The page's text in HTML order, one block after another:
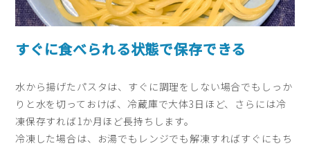
すぐに食べられる状態で保存できる
水から揚げたパスタは、すぐに調理をしない場合でもしっか
りと水を切っておけば、冷蔵庫で大体3日ほど、さらには冷
凍保存すれば1か月ほど長持ちします。
冷凍した場合は、お湯でもレンジでも解凍すればすぐにもち